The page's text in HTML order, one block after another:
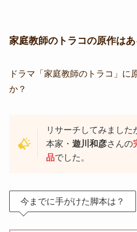
家庭教師のトラコの原作はあ
ドラマ「家庭教師のトラコ」に
か？
リサーチしてみました
本家・遊川和彦さんの
品でした。
今までに手がけた脚本は？